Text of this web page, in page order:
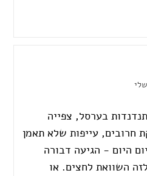
בערסל, צפייה
חרובים, עייפות שלא תאמן
היום - הגיעה דבורה
השוואת לחצים. או